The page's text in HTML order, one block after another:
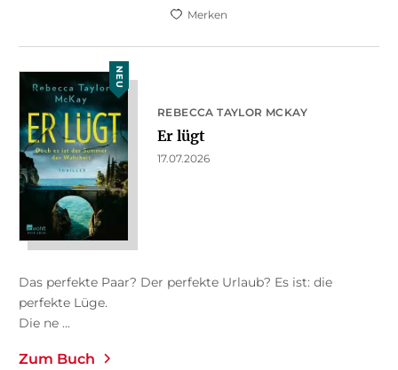
Merken
NEU
REBECCA TAYLOR MCKAY
Er lügt
17.07.2026
Das perfekte Paar? Der perfekte Urlaub? Es ist: die
perfekte Lüge.
Die ne ...
Zum Buch